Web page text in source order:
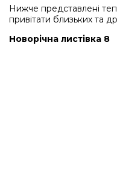
Нижче представлені
привітати близьких та
Новорічна листівка 8